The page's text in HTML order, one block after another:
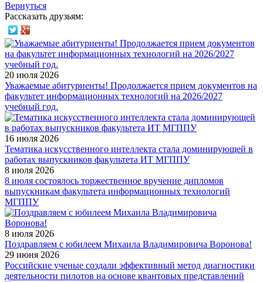
Вернуться
Рассказать друзьям:
20 июля 2026
Уважаемые абитуриенты! Продолжается прием документов на
факультет информационных технологий на 2026/2027
учебный год.
16 июля 2026
Тематика искусственного интеллекта стала доминирующей в
работах выпускников факультета ИТ МГППУ
8 июля 2026
8 июля состоялось торжественное вручение дипломов
выпускникам факультета информационных технологий
МГППУ
8 июля 2026
Поздравляем с юбилеем Михаила Владимировича Воронова!
29 июня 2026
Российские ученые создали эффективный метод диагностики
деятельности пилотов на основе квантовых представлений